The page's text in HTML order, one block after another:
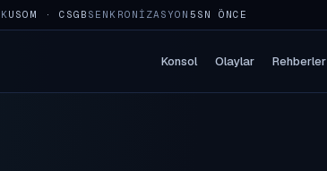
USOM · CSGB SENKRONIZASYON 5SN ÖNCE
Konsol Olaylar Rehberler